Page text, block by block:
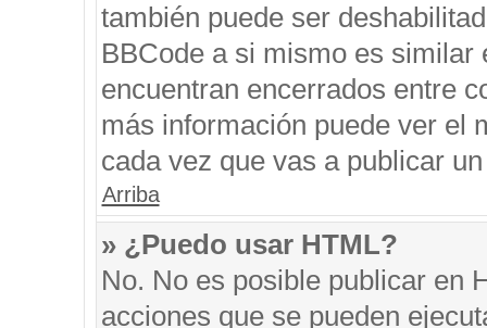
también puede ser
BBCode a si mismo es
encuentran encerrados entre
más información puede ver el
cada vez que vas a publicar
Arriba
» ¿Puedo usar HTML?
No. No es posible publicar en
acciones que se pueden